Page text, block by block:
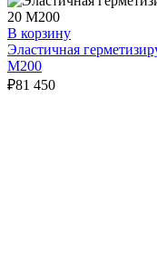
В корзину
Эластичная
M200
₽81 450